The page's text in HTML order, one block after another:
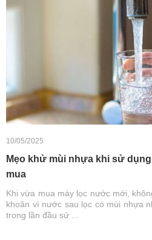
10/05/2025
Mẹo khử mùi nhựa khi sử
mua
Khi vừa mua máy lọc nước mới,
khoăn vì nước sau lọc có mùi nhựa
trong lần đầu sử ...